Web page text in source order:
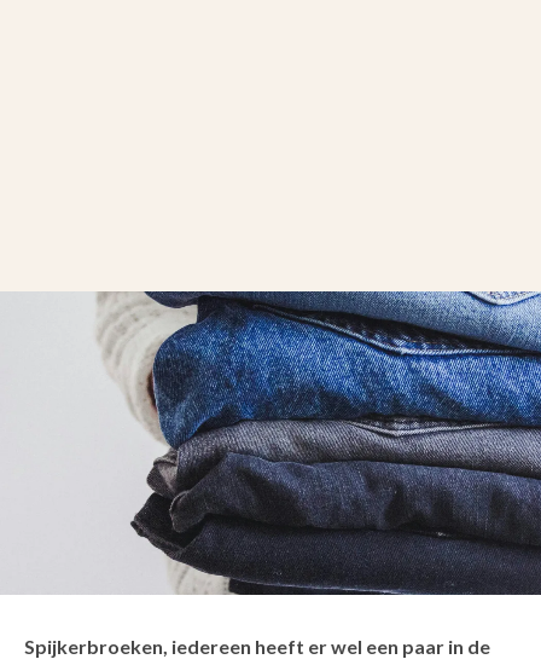
Spijkerbroeken, iedereen heeft er wel een paar in de